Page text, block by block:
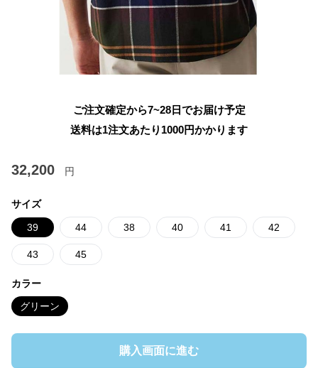
ご注文確定から7~28日でお届け予定
送料は1注文あたり 1000円かかります
32,200 円
サイズ
39 44 38 40 41 42
43 45
カラー
グリーン
購入画面に進む